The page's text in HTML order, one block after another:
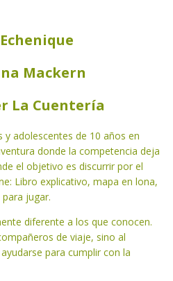
Mackern
La Cuentería
adolescentes de 10 años en
donde la competencia deja
el objetivo es discurrir por el
Libro explicativo, mapa en lona,
jugar.
diferente a los que conocen.
de viaje, sino al
para cumplir con la